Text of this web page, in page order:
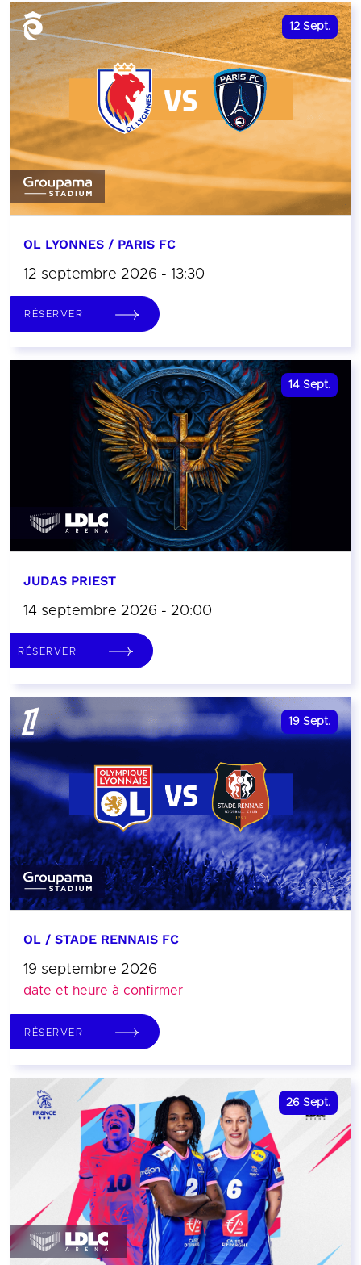
12 Sept.
OL LYONNES / PARIS FC
12 septembre 2026 - 13:30
RÉSERVER
14 Sept.
JUDAS PRIEST
14 septembre 2026 - 20:00
RÉSERVER
19 Sept.
OL / STADE RENNAIS FC
19 septembre 2026
date et heure à confirmer
RÉSERVER
26 Sept.